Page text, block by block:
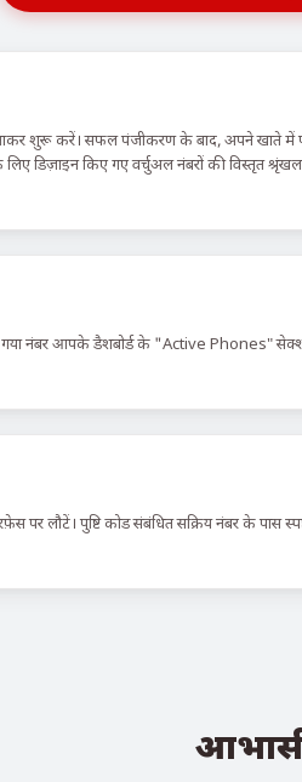
बनाकर शुरू करें। सफल पंजीकरण के बाद, अपने खाते
डिज़ाइन किए गए वर्चुअल नंबरों की विस्तृत
नंबर आपके डैशबोर्ड के "Active Phones"
पर लौटें। पुष्टि कोड संबंधित सक्रिय नंबर के पास